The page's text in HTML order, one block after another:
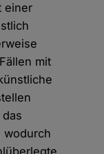
einer
mit
wodurch